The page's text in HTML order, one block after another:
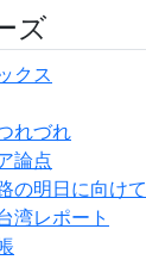
ズ
クス
れづれ
論点
の明日に向けて
湾レポート